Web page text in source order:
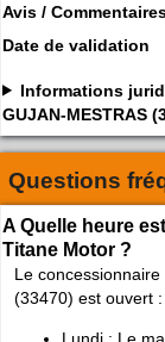
Avis /
Date de validation
Informations
GUJAN-MESTRAS
Questions
A Quelle heure
Titane Motor ?
Le
(33470) est ouvert :